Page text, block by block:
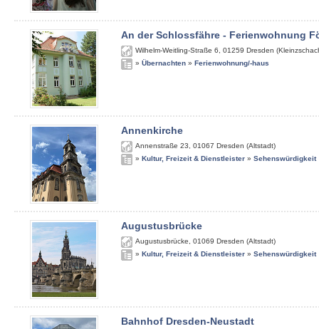
An der Schlossfähre - Ferienwohnung
Wilhelm-Weitling-Straße 6 01259 Dresden
» Übernachten » Ferienwohnung/-haus
Annenkirche
Annenstraße 23 01067 Dresden (Altstadt)
» Kultur, Freizeit & Dienstleister » Sehenswürdigkeit
Augustusbrücke
Augustusbrücke 01069 Dresden (Altstadt)
» Kultur, Freizeit & Dienstleister » Sehenswürdigkeit
Bahnhof Dresden-Neustadt